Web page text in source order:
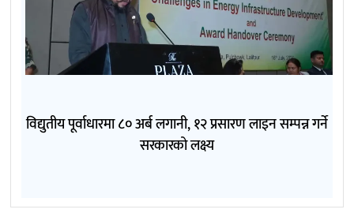
विद्युतीय पूर्वाधारमा ८० अर्ब लगानी, १२ प्रसारण लाइन सम्पन्न गर्ने
सरकारको लक्ष्य